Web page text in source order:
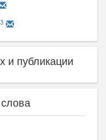
3
и публикации